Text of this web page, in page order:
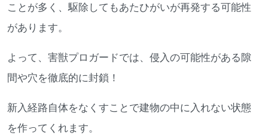
ことが多く、駆除してもあたひがいが再発する可能性
があります。
よって、害獣プロガードでは、侵入の可能性がある隙
間や穴を徹底的に封鎖！
新入経路自体をなくすことで建物の中に入れない状態
を作ってくれます。